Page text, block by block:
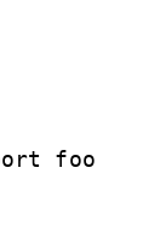
foo